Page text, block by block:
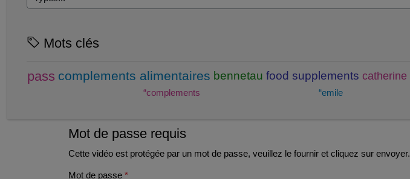
Mots clés
pass complements alimentaires bennetau food supplements catherine
“complements
“emile
Mot de passe requis
Cette vidéo est protégée par un mot de passe, veuillez le fournir et cliquez sur envoyer.
Mot de passe *